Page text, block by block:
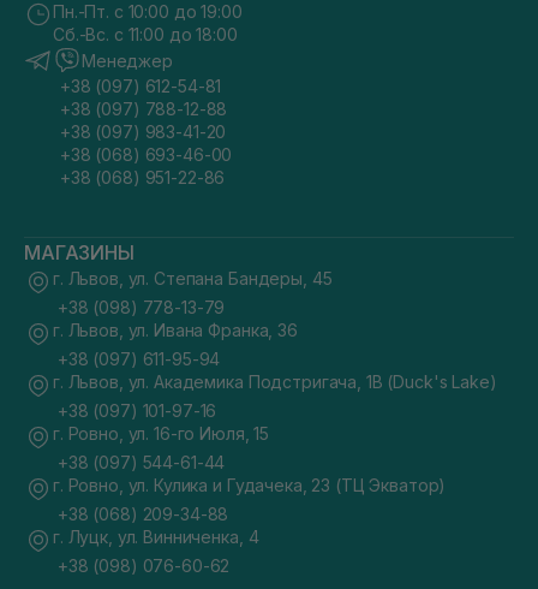
Пн.-Пт. с 10:00 до 19:00
Сб.-Вс. с 11:00 до 18:00
Менеджер
+38 (097) 612-54-81
+38 (097) 788-12-88
+38 (097) 983-41-20
+38 (068) 693-46-00
+38 (068) 951-22-86
МАГАЗИНЫ
г. Львов, ул. Степана Бандеры, 45
+38 (098) 778-13-79
г. Львов, ул. Ивана Франка, 36
+38 (097) 611-95-94
г. Львов, ул. Академика Подстригача, 1В (Duck's Lake)
+38 (097) 101-97-16
г. Ровно, ул. 16-го Июля, 15
+38 (097) 544-61-44
г. Ровно, ул. Кулика и Гудачека, 23 (ТЦ Экватор)
+38 (068) 209-34-88
г. Луцк, ул. Винниченка, 4
+38 (098) 076-60-62